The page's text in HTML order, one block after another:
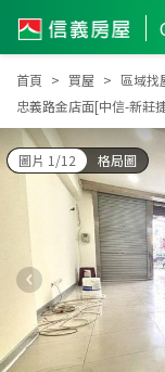
首頁 買屋 區域找
忠義路金店面[中信-新莊
圖片 1/12 格局圖